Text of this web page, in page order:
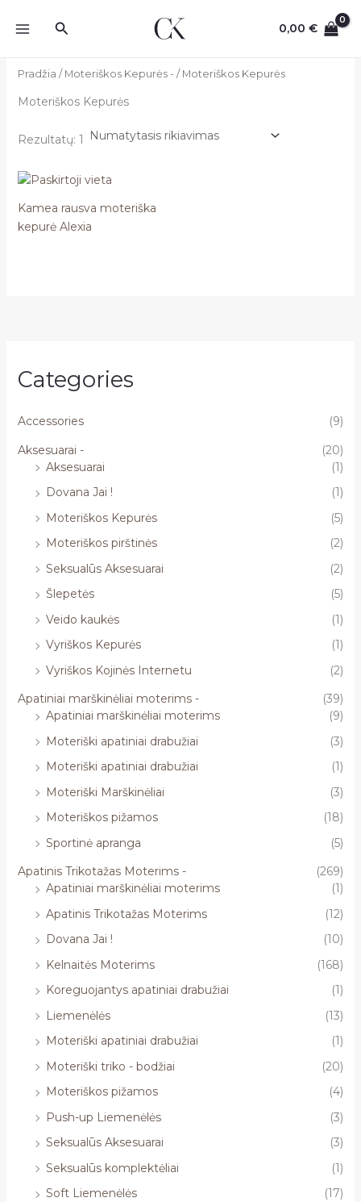
prie
Paieška 0,00€
Categories
Accessories
(9)
Aksesuarai -
(20)
Aksesuarai
(1)
Dovana Jai !
(1)
Moteriškos Kepurės
(5)
Moteriškos pirštinės
(2)
Seksualūs Aksesuarai
(2)
Šlepetės
(5)
Veido kaukės
(1)
Vyriškos Kepurės
(1)
Vyriškos Kojinės Internetu
(2)
Apatiniai marškinėliai moterims -
(39)
Apatiniai marškinėliai moterims
(9)
Moteriški apatiniai drabužiai
(3)
Moteriški apatiniai drabužiai
(1)
Moteriški Marškinėliai
(3)
Moteriškos pižamos
(18)
Sportinė apranga
(5)
Apatinis Trikotažas Moterims -
(269)
Apatiniai marškinėliai moterims
(1)
Apatinis Trikotažas Moterims
(12)
Dovana Jai !
(10)
Kelnaitės Moterims
(168)
Koreguojantys apatiniai drabužiai
(1)
Liemenėlės
(13)
Moteriški apatiniai drabužiai
(1)
Moteriški triko - bodžiai
(20)
Moteriškos pižamos
(4)
Push-up Liemenėlės
(3)
Seksualūs Aksesuarai
(3)
Seksualūs komplektėliai
(1)
Soft Liemenėlės
(17)
Pradžia / Moteriškos Kepurės - / Moteriškos Kepurės
Moteriškos Kepurės
Rezultatų: 1
Kamea rausva moteriška
kepurė Alexia